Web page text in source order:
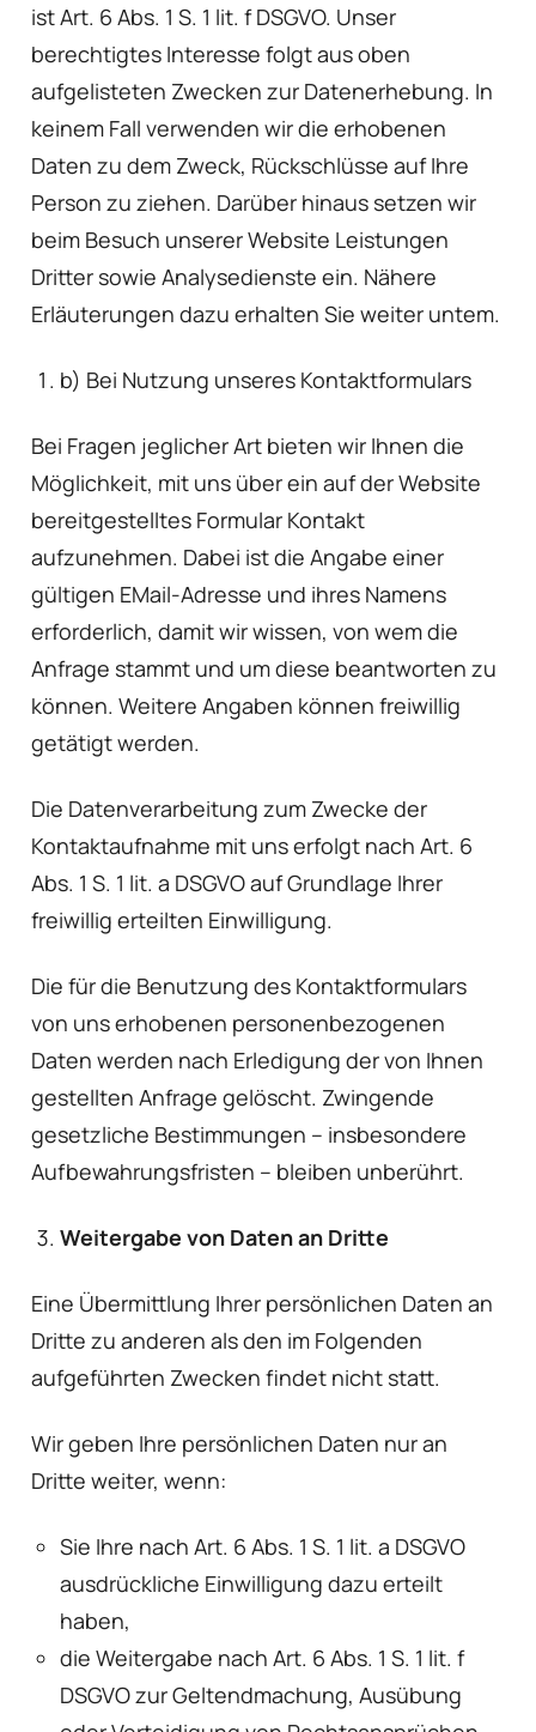
ist Art. 6 Abs. 1 S. 1 lit. f DSGVO. Unser
berechtigtes Interesse folgt aus oben
aufgelisteten Zwecken zur Datenerhebung. In
keinem Fall verwenden wir die erhobenen
Daten zu dem Zweck, Rückschlüsse auf Ihre
Person zu ziehen. Darüber hinaus setzen wir
beim Besuch unserer Website Leistungen
Dritter sowie Analysedienste ein. Nähere
Erläuterungen dazu erhalten Sie weiter untem.
b) Bei Nutzung unseres Kontaktformulars
Bei Fragen jeglicher Art bieten wir Ihnen die
Möglichkeit, mit uns über ein auf der Website
bereitgestelltes Formular Kontakt
aufzunehmen. Dabei ist die Angabe einer
gültigen EMail-Adresse und ihres Namens
erforderlich, damit wir wissen, von wem die
Anfrage stammt und um diese beantworten zu
können. Weitere Angaben können freiwillig
getätigt werden.
Die Datenverarbeitung zum Zwecke der
Kontaktaufnahme mit uns erfolgt nach Art. 6
Abs. 1 S. 1 lit. a DSGVO auf Grundlage Ihrer
freiwillig erteilten Einwilligung.
Die für die Benutzung des Kontaktformulars
von uns erhobenen personenbezogenen
Daten werden nach Erledigung der von Ihnen
gestellten Anfrage gelöscht. Zwingende
gesetzliche Bestimmungen – insbesondere
Aufbewahrungsfristen – bleiben unberührt.
Weitergabe von Daten an Dritte
Eine Übermittlung Ihrer persönlichen Daten an
Dritte zu anderen als den im Folgenden
aufgeführten Zwecken findet nicht statt.
Wir geben Ihre persönlichen Daten nur an
Dritte weiter, wenn:
Sie Ihre nach Art. 6 Abs. 1 S. 1 lit. a DSGVO
ausdrückliche Einwilligung dazu erteilt
haben,
die Weitergabe nach Art. 6 Abs. 1 S. 1 lit. f
DSGVO zur Geltendmachung, Ausübung